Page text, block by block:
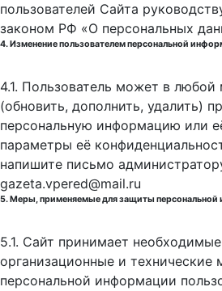
пользователей Сайта
законом РФ «О персональных
4. Изменение пользователем персональной
4.1. Пользователь может в любой
(обновить, дополнить, удалить)
персональную информацию или
параметры её
напишите письмо
gazeta.vpered@mail.ru
5. Меры, применяемые для защиты персональной
5.1. Сайт принимает
организационные и
персональной информации